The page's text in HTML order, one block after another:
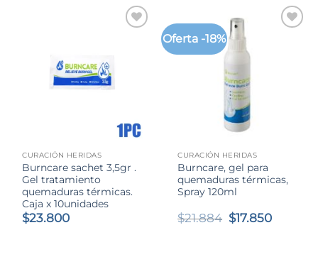
CURACIÓN HERIDAS
Burncare sachet 3,5gr .
Gel tratamiento
quemaduras térmicas.
Caja x 10unidades
$23.800
Oferta -18%
CURACIÓN HERIDAS
Burncare, gel para
quemaduras térmicas,
Spray 120ml
$21.884 El
$17.850El